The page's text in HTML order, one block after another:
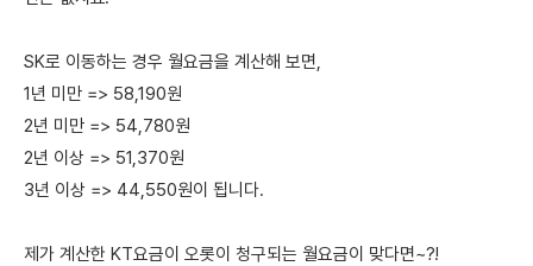
SK로 이동하는 경우 월요금을 계산해 보면,
1년 미만 => 58,190원
2년 미만 => 54,780원
2년 이상 => 51,370원
3년 이상 => 44,550원이 됩니다.
제가 계산한 KT요금이 오롯이 청구되는 월요금이 맞다면~?!